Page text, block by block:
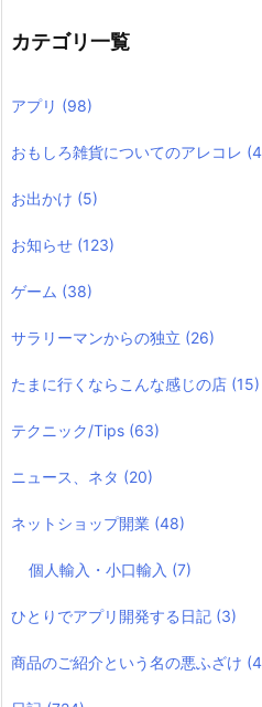
カテゴリ一覧
アプリ (98)
おもしろ雑貨についてのアレコレ
お出かけ (5)
お知らせ (123)
ゲーム (38)
サラリーマンからの独立 (26)
たまに行くならこんな感じの店 (15)
テクニック/Tips (63)
ニュース、ネタ (20)
ネットショップ開業 (48)
個人輸入・小口輸入 (7)
ひとりでアプリ開発する日記 (3)
商品のご紹介という名の悪ふざけ